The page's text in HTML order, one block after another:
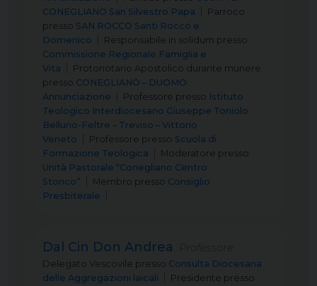
CONEGLIANO San Silvestro Papa
Parroco
presso SAN ROCCO Santi Rocco e
Domenico
Responsabile in solidum presso
Commissione Regionale Famiglia e
Vita
Protonotario Apostolico durante munere
presso CONEGLIANO – DUOMO
Annunciazione
Professore presso Istituto
Teologico Interdiocesano Giuseppe Toniolo
Belluno-Feltre – Treviso – Vittorio
Veneto
Professore presso Scuola di
Formazione Teologica
Moderatore presso
Unità Pastorale “Conegliano Centro
Storico”
Membro presso Consiglio
Presbiterale
Dal Cin Don Andrea
Delegato Vescovile presso Consulta Diocesana
delle Aggregazioni laicali
Presidente presso